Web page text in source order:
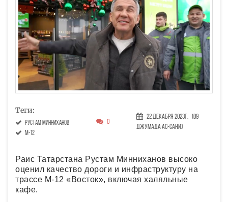
Теги:
Рустам Минниханов
М-12
0
22 Декабря 2023г. (09
Джумада ас-сани)
Раис Татарстана Рустам Минниханов высоко
оценил качество дороги и инфраструктуру на
трассе М-12 «Восток», включая халяльные
кафе.